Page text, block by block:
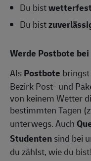
Du bistwetterfest
Du bist
Werde Postbote
AlsPostbote
Bezirk Post- und
von keinem Wetter
bestimmten Tagen
unterwegs. Auch
Studentensind bei
du zählst, wie du bist!